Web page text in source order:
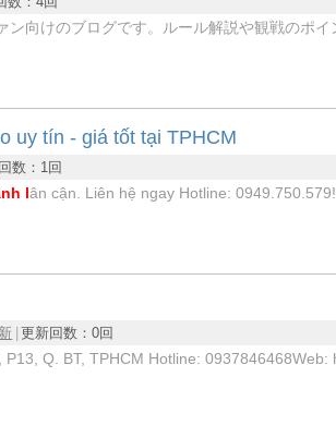
ン向けのブログです。ルール解説や観戦のポイ
uy tín - giá tốt tại TPHCM
数： 1回
l ân cận. Liên hệ ngay Hotline: 0949.750.579!
更新回数：0回
P13, Q. BT, TPHCM Hotline: 0937846468Web: